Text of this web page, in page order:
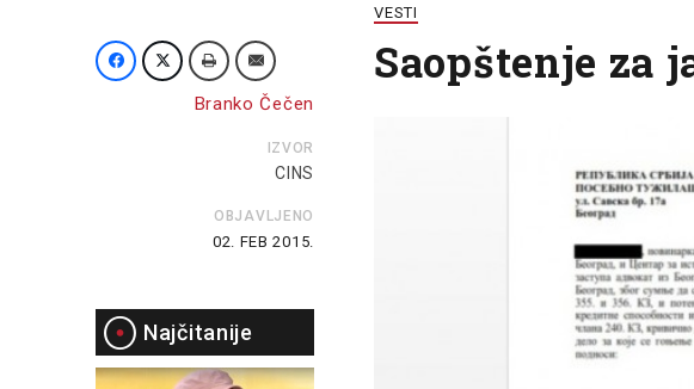
Branko Čečen
IZVOR
CINS
OBJAVLJENO
02. FEB 2015.
Najčitanije
VESTI
Saopštenje za